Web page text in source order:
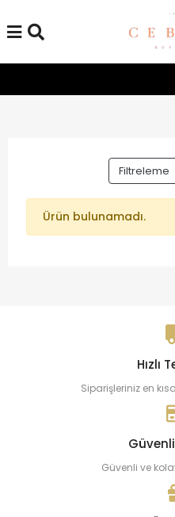
Filtreleme
Ürün bulunamadı.
Hızlı
Siparişleriniz en
Güvenli ve